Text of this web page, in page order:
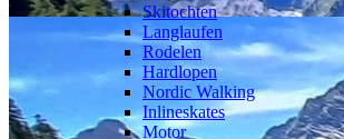
Skitochten
Langlaufen
Rodelen
Hardlopen
Nordic Walking
Inlineskates
Motor